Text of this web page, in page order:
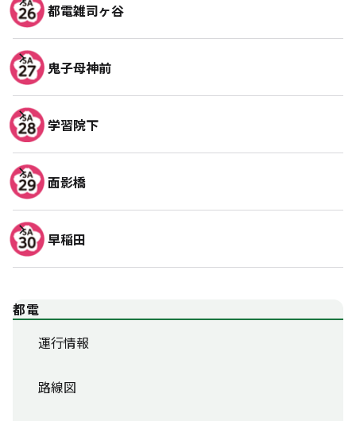
都電雑司ヶ谷
鬼子母神前
学習院下
面影橋
早稲田
都電
運行情報
路線図